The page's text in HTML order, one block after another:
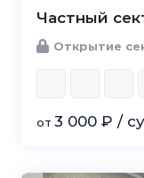
Частный
Открытие
от 3 000 ₽ /